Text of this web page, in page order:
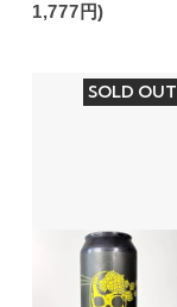
1,777円)
SOLD OUT